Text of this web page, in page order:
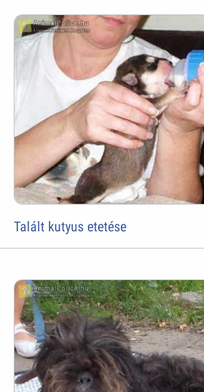
Talált kutyus etetése